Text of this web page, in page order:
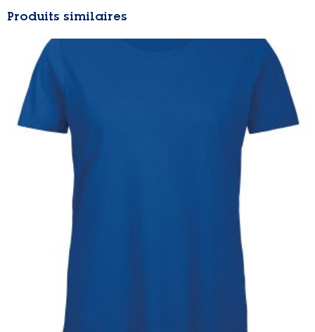
Produits similaires